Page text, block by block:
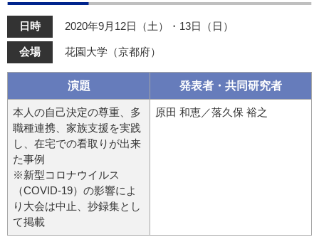
日時 2020年9月12日（土）・13日（日）
会場 花園大学（京都府）
演題 発表者・共同研究者
本人の自己決定の尊重、多
職種連携、家族支援を実践
し、在宅での看取りが出来
た事例
※新型コロナウイルス
（COVID-19）の影響によ
り大会は中止、抄録集とし
て掲載
原田 和恵／落久保 裕之